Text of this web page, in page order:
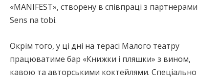
«MANIFEST», створену в співпраці з партнерами
Sens na tobi.
Окрім того, у ці дні на терасі Малого театру
працюватиме бар «Книжки і пляшки» з вином,
кавою та авторськими коктейлями. Спеціально